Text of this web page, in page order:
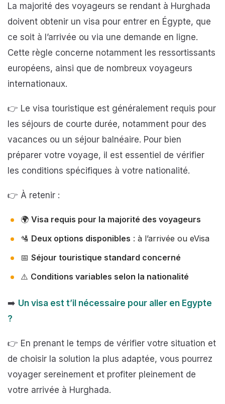
La majorité des voyageurs se rendant à Hurghada
doivent obtenir un visa pour entrer en Égypte, que
ce soit à l’arrivée ou via une demande en ligne.
Cette règle concerne notamment les ressortissants
européens, ainsi que de nombreux voyageurs
internationaux.
👉 Le visa touristique est généralement requis pour
les séjours de courte durée, notamment pour des
vacances ou un séjour balnéaire. Pour bien
préparer votre voyage, il est essentiel de vérifier
les conditions spécifiques à votre nationalité.
👉 À retenir :
🌍 Visa requis pour la majorité des voyageurs
🛂 Deux options disponibles : à l’arrivée ou eVisa
📅 Séjour touristique standard concerné
⚠️ Conditions variables selon la nationalité
➡️ Un visa est t’il nécessaire pour aller en Egypte
?
👉 En prenant le temps de vérifier votre situation et
de choisir la solution la plus adaptée, vous pourrez
voyager sereinement et profiter pleinement de
votre arrivée à Hurghada.